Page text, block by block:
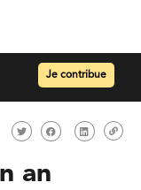
Je contribue
an